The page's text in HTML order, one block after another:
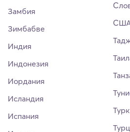
Замбия
Зимбабве
Индия
Индонезия
Иордания
Исландия
Испания